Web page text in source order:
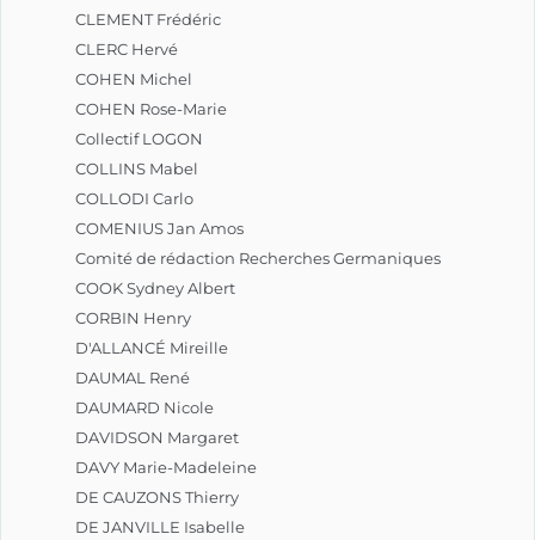
CLEMENT Frédéric
CLERC Hervé
COHEN Michel
COHEN Rose-Marie
Collectif LOGON
COLLINS Mabel
COLLODI Carlo
COMENIUS Jan Amos
Comité de rédaction Recherches Germaniques
COOK Sydney Albert
CORBIN Henry
D'ALLANCÉ Mireille
DAUMAL René
DAUMARD Nicole
DAVIDSON Margaret
DAVY Marie-Madeleine
DE CAUZONS Thierry
DE JANVILLE Isabelle